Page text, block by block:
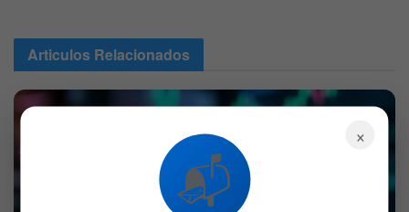
Articulos Relacionados
×
📬